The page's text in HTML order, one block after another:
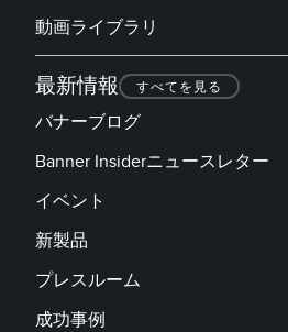
動画ライブラリ
最新情報 すべてを見る
バナーブログ
Banner Insiderニュースレター
イベント
新製品
プレスルーム
成功事例